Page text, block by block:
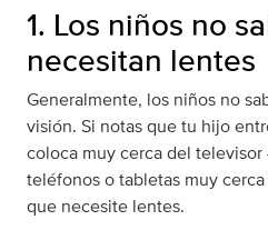
1. Los niños no
necesitan lentes
Generalmente, los niños no
visión. Si notas que tu hijo
coloca muy cerca del
teléfonos o tabletas muy
que necesite lentes.